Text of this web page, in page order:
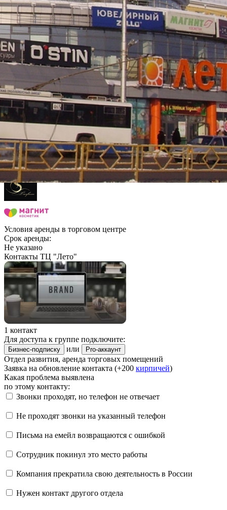
Торговый Центр "Лето" находится по адресу Кировская
область, Киров, площадь Привокзальная, 1.
Здание площадью 5684 м², 2011 года постройки, имеет 3
этажа.
На территории есть парковка - наземная, 1 лифт, 1 эскалатор, в
здании есть банкомат, столовая, кафе, аптека, отделение банка.
Арендаторы:Изменить
Якорные арендаторы:
Условия аренды в торговом центре
Срок аренды:
Не указано
Контакты ТЦ "Лето"
1 контакт
Для доступа к группе подключите:
Бизнес-подписку или Pro-аккаунт
Отдел развития, аренда торговых помещений
Заявка на обновление контакта (+200 кирпичей)
Какая проблема выявлена
по этому контакту:
Звонки проходят, но телефон не отвечает
Не проходят звонки на указанный телефон
Письма на емейл возвращаются с ошибкой
Сотрудник покинул это место работы
Компания прекратила свою деятельность в России
Нужен контакт другого отдела